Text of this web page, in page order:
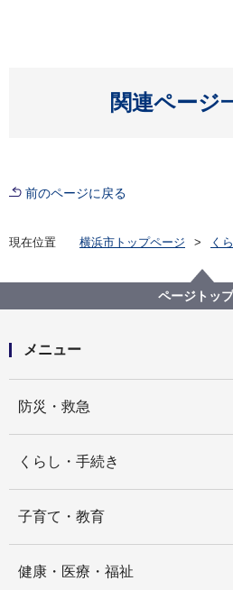
関連ページ
開
前のページに戻る
現在位置 横浜市トップページ
く
地産地消の取組「買う・味わ
よこはまの農畜産物を味わ
ト店等)
ページトッ
メニュー
防災・救急
くらし・手続き
子育て・教育
健康・医療・福祉